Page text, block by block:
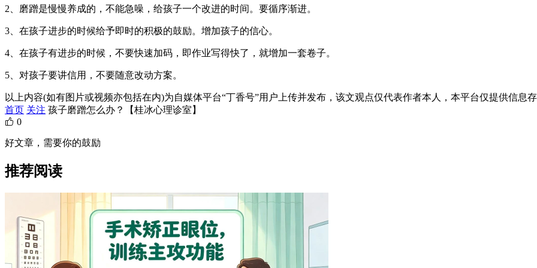
2、磨蹭是慢慢养成的，不能急噪，给孩子一个改进的时间。要循序渐进。
3、在孩子进步的时候给予即时的积极的鼓励。增加孩子的信心。
4、在孩子有进步的时候，不要快速加码，即作业写得快了，就增加一套卷子。
5、对孩子要讲信用，不要随意改动方案。
以上内容(如有图片或视频亦包括在内)为自媒体平台“丁香号”用户上传并发布，该文观点仅代表作者本人，本平台仅提供信息存
首页 关注 孩子磨蹭怎么办？【桂冰心理诊室】
0
好文章，需要你的鼓励
推荐阅读